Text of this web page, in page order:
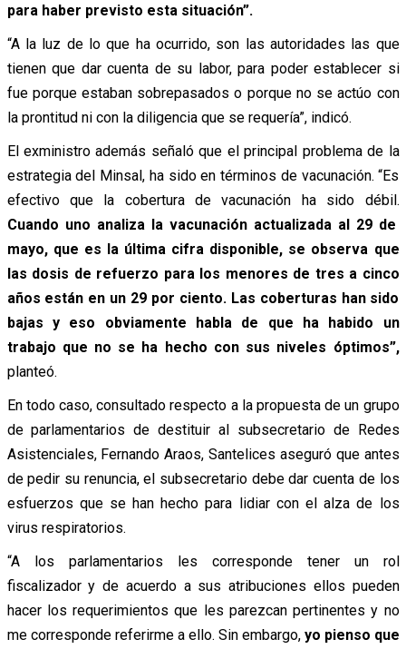
para haber previsto esta situación”.
“A la luz de lo que ha ocurrido, son las autoridades las que
tienen que dar cuenta de su labor, para poder establecer si
fue porque estaban sobrepasados o porque no se actúo con
la prontitud ni con la diligencia que se requería”, indicó.
El exministro además señaló que el principal problema de la
estrategia del Minsal, ha sido en términos de vacunación. “Es
efectivo que la cobertura de vacunación ha sido débil.
Cuando uno analiza la vacunación actualizada al 29 de
mayo, que es la última cifra disponible, se observa que
las dosis de refuerzo para los menores de tres a cinco
años están en un 29 por ciento. Las coberturas han sido
bajas y eso obviamente habla de que ha habido un
trabajo que no se ha hecho con sus niveles óptimos”,
planteó.
En todo caso, consultado respecto a la propuesta de un grupo
de parlamentarios de destituir al subsecretario de Redes
Asistenciales, Fernando Araos, Santelices aseguró que antes
de pedir su renuncia, el subsecretario debe dar cuenta de los
esfuerzos que se han hecho para lidiar con el alza de los
virus respiratorios.
“A los parlamentarios les corresponde tener un rol
fiscalizador y de acuerdo a sus atribuciones ellos pueden
hacer los requerimientos que les parezcan pertinentes y no
me corresponde referirme a ello. Sin embargo, yo pienso que